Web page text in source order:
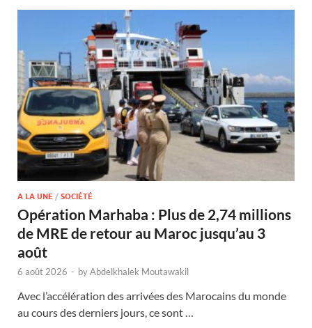
A LA UNE / SOCIÉTÉ
Opération Marhaba : Plus de 2,74 millions
de MRE de retour au Maroc jusqu’au 3
août
6 août 2026 - byAbdelkhalek Moutawakil
Avec l’accélération des arrivées des Marocains du monde
au cours des derniers jours, ce sont …